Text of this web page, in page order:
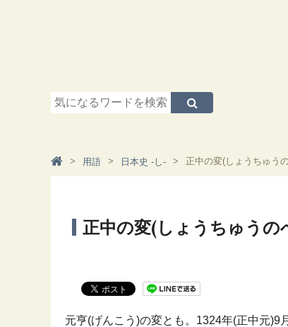
用語 日本史 -し- 正中の変(しょうちゅう
正中の変(しょうちゅうの
元亨(げんこう)の変とも。1324年(正中元)9